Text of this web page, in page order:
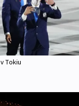
Tokiu